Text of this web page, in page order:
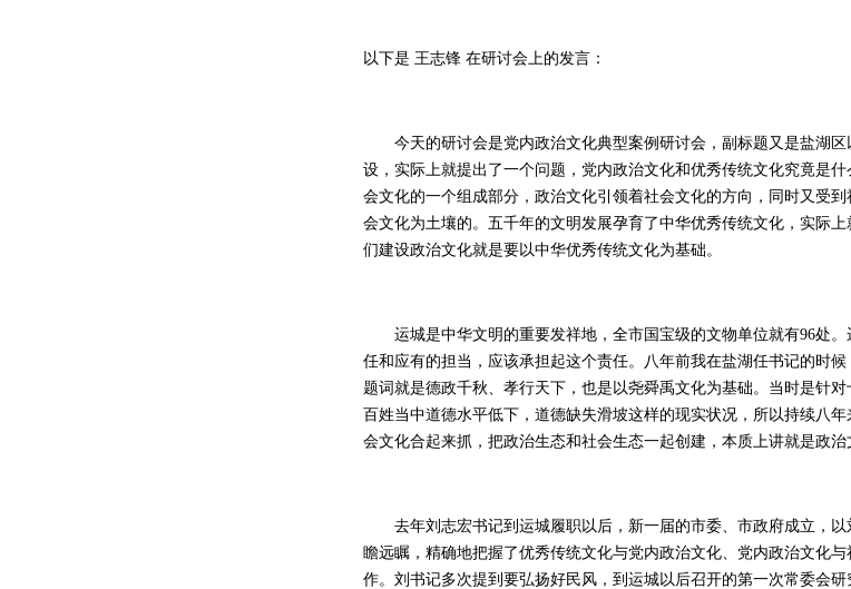
以下是 王志锋 在研讨会上的发言：
今天的研讨会是党内政治文化典型案例研讨会，副标题又是盐湖区
设，实际上就提出了一个问题，党内政治文化和优秀传统文化究竟是
会文化的一个组成部分，政治文化引领着社会文化的方向，同时又受
会文化为土壤的。五千年的文明发展孕育了中华优秀传统文化，实际
们建设政治文化就是要以中华优秀传统文化为基础。
运城是中华文明的重要发祥地，全市国宝级的文物单位就有96处。
任和应有的担当，应该承担起这个责任。八年前我在盐湖任书记的时
题词就是德政千秋、孝行天下，也是以尧舜禹文化为基础。当时是针
百姓当中道德水平低下，道德缺失滑坡这样的现实状况，所以持续八
会文化合起来抓，把政治生态和社会生态一起创建，本质上讲就是政治
去年刘志宏书记到运城履职以后，新一届的市委、市政府成立，以
瞻远瞩，精确地把握了优秀传统文化与党内政治文化、党内政治文化
作。刘书记多次提到要弘扬好民风，到运城以后召开的第一次常委会